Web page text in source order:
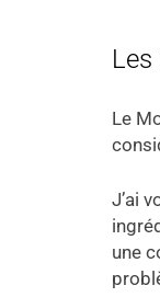
Le
J’ai
une